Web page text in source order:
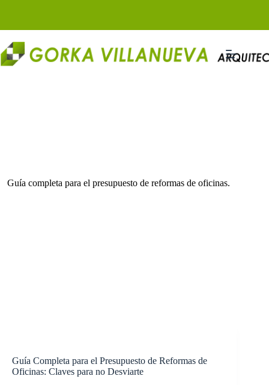
Guía completa para el presupuesto de reformas de oficinas.
Guía Completa para el Presupuesto de Reformas de
Oficinas: Claves para no Desviarte